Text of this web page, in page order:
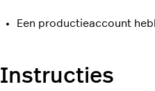
Een productieaccount
Instructies